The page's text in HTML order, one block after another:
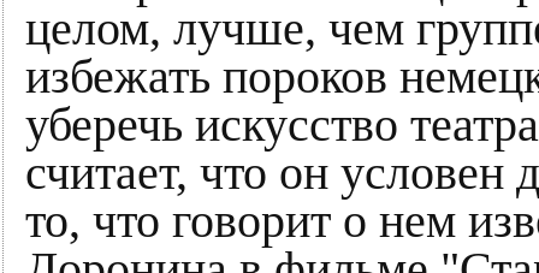
целом, лучше, чем
избежать пороков
уберечь искусство
считает, что он условен
то, что говорит о нем